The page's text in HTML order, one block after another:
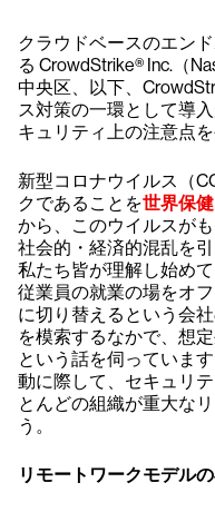
クラウドベースのエン
る CrowdStrike® Inc.（
中央区、以下、
ス対策の一環として導
キュリティ上の注意点を
新型コロナウイルス（
クであることを世界保健
から、このウイルスが
社会的・経済的混乱を
私たち皆が理解し始め
従業員の就業の場をオ
に切り替えるという会
を模索するなかで、想
という話を伺っていま
動に際して、セキュリ
とんどの組織が重大な
う。
リモートワークモデル